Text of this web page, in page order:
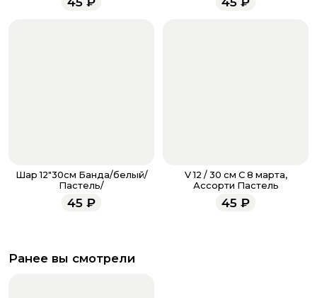
всегда рады проконсультировать вас.
Шар 12"30см Банда/белый/
Пастель/
45 ₽
V 12 / 30 см С 8 марта,
Ассорти Пастель
45 ₽
Ранее вы смотрели